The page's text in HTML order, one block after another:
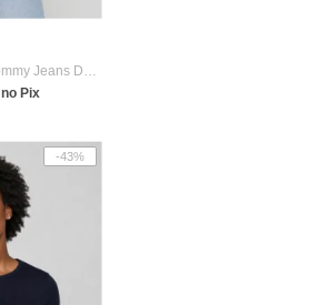
Camiseta Feminina Tommy Jeans Decote Red...
no Pix
-43%